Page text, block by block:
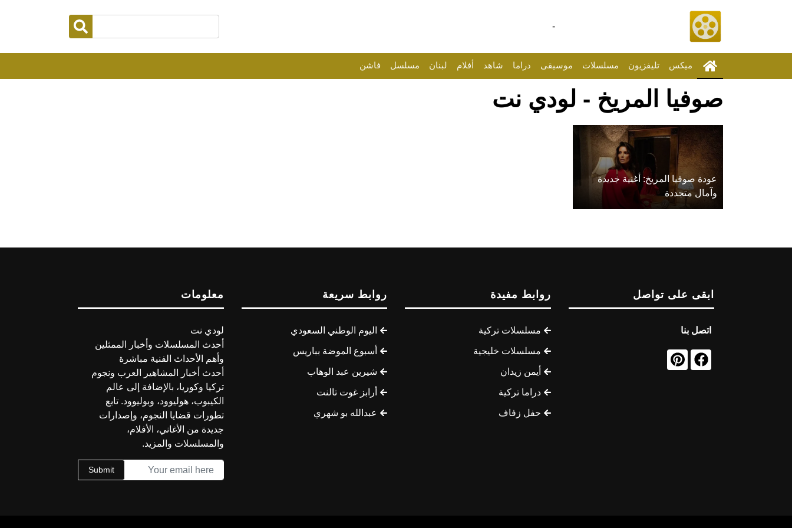
-
ميكس تليفزيون مسلسلات موسيقى دراما شاهد أفلام لبنان مسلسل فاشن
صوفيا المريخ - لودي نت
عودة صوفيا المريخ: أغنية جديدة
وآمال متجددة
ابقى على تواصل
اتصل بنا
روابط مفيدة
مسلسلات تركية
مسلسلات خليجية
أيمن زيدان
دراما تركية
حفل زفاف
روابط سريعة
اليوم الوطني السعودي
أسبوع الموضة بباريس
شيرين عبد الوهاب
أرابز غوت تالنت
عبدالله بو شهري
معلومات
لودي نت
أحدث المسلسلات وأخبار الممثلين
وأهم الأحداث الفنية مباشرة
أحدث أخبار المشاهير العرب ونجوم
تركيا وكوريا، بالإضافة إلى عالم
الكيبوب، هوليوود، وبوليوود. تابع
تطورات قضايا النجوم، وإصدارات
جديدة من الأغاني، الأفلام،
والمسلسلات والمزيد.
Submit